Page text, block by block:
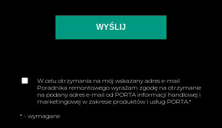
W celu otrzymania na mój wskazany adres e-mail
Poradnika remontowego wyrażam zgodę na otrzymanie
na podany adres e-mail od PORTA informacji handlowej i
marketingowej w zakresie produktów i usług PORTA.*
* - wymagane